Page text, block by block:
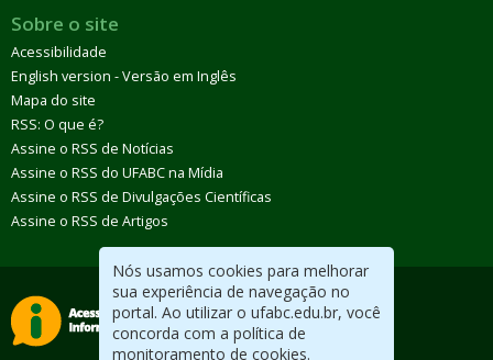
Nós usamos cookies para melhorar
sua experiência de navegação no
portal. Ao utilizar o ufabc.edu.br, você
concorda com a política de
monitoramento de cookies.
Sobre o site
Acessibilidade
English version - Versão em Inglês
Mapa do site
RSS: O que é?
Assine o RSS de Notícias
Assine o RSS do UFABC na Mídia
Assine o RSS de Divulgações Científicas
Assine o RSS de Artigos